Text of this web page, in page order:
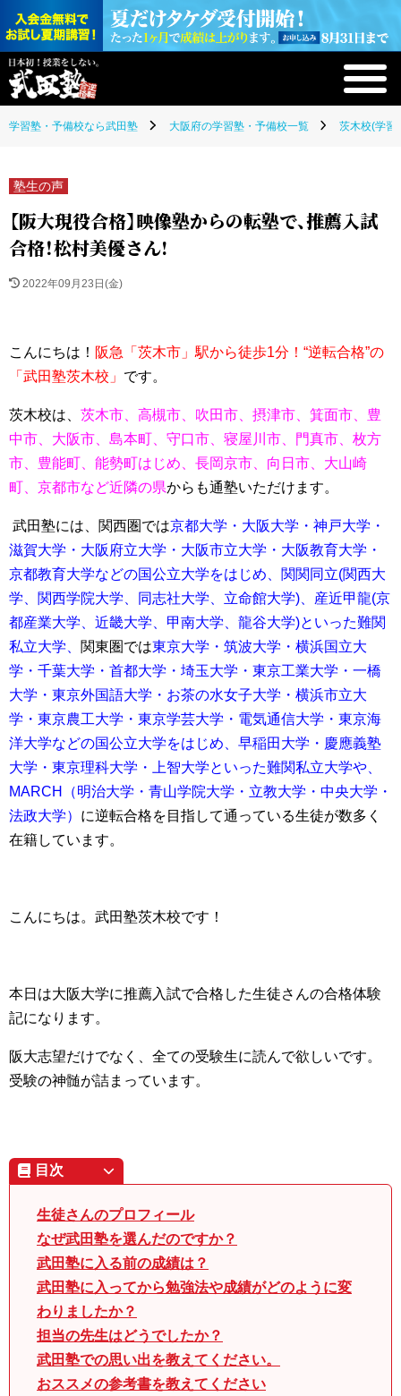
学習塾・予備校なら武田塾 大阪府の学習塾・予備校一覧 茨木校(学習
塾生の声
【阪大現役合格】映像塾からの転塾で、推薦入試
合格！松村美優さん!
2022年09月23日(金)
こんにちは！ 阪急「茨木市」駅から徒歩1分！“逆転合格”の
「武田塾茨木校」 です。
茨木校は、 茨木市、高槻市、吹田市、摂津市、箕面市、豊
中市、大阪市、島本町、守口市、寝屋川市、門真市、枚方
市、豊能町、能勢町はじめ、長岡京市、向日市、大山崎
町、京都市など近隣の県からも通塾いただけます。
武田塾には、関西圏では京都大学・大阪大学・神戸大学・
滋賀大学・大阪府立大学・大阪市立大学・大阪教育大学・
京都教育大学などの国公立大学をはじめ、関関同立(関西大
学、関西学院大学、同志社大学、立命館大学)、産近甲龍(京
都産業大学、近畿大学、甲南大学、龍谷大学)といった難関
私立大学、 関東圏では東京大学・筑波大学・横浜国立大
学・千葉大学・首都大学・埼玉大学・ 東京工業大学・一橋
大学・東京外国語大学・お茶の水女子大学・横浜市立大
学・東京農工大学・東京学芸大学・電気通信大学・東京海
洋大学などの国公立大学をはじめ、 早稲田大学・慶應義塾
大学・東京理科大学・上智大学といった難関私立大学や、
MARCH（明治大学・青山学院大学・立教大学・中央大学・
法政大学） に逆転合格を目指して通っている生徒が数多く
在籍しています。
こんにちは。武田塾茨木校です！
本日は大阪大学に推薦入試で合格した生徒さんの合格体験
記になります。
阪大志望だけでなく、全ての受験生に読んで欲しいです。
受験の神髄が詰まっています。
目次
生徒さんのプロフィール
なぜ武田塾を選んだのですか？
武田塾に入る前の成績は？
武田塾に入ってから勉強法や成績がどのように変
わりましたか？
担当の先生はどうでしたか？
武田塾での思い出を教えてください。
おススメの参考書を教えてください